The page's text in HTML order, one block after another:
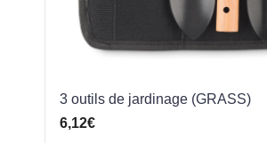
3 outils de jardinage (GRASS)
6,12€